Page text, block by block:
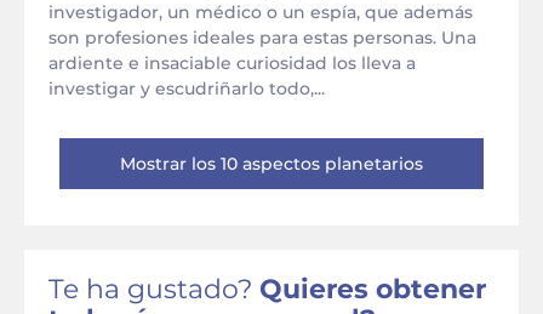
investigador, un médico o un espía, que además
son profesiones ideales para estas personas. Una
ardiente e insaciable curiosidad los lleva a
investigar y escudriñarlo todo,...
Mostrar los 10 aspectos planetarios
Te ha gustado? Quieres obtener